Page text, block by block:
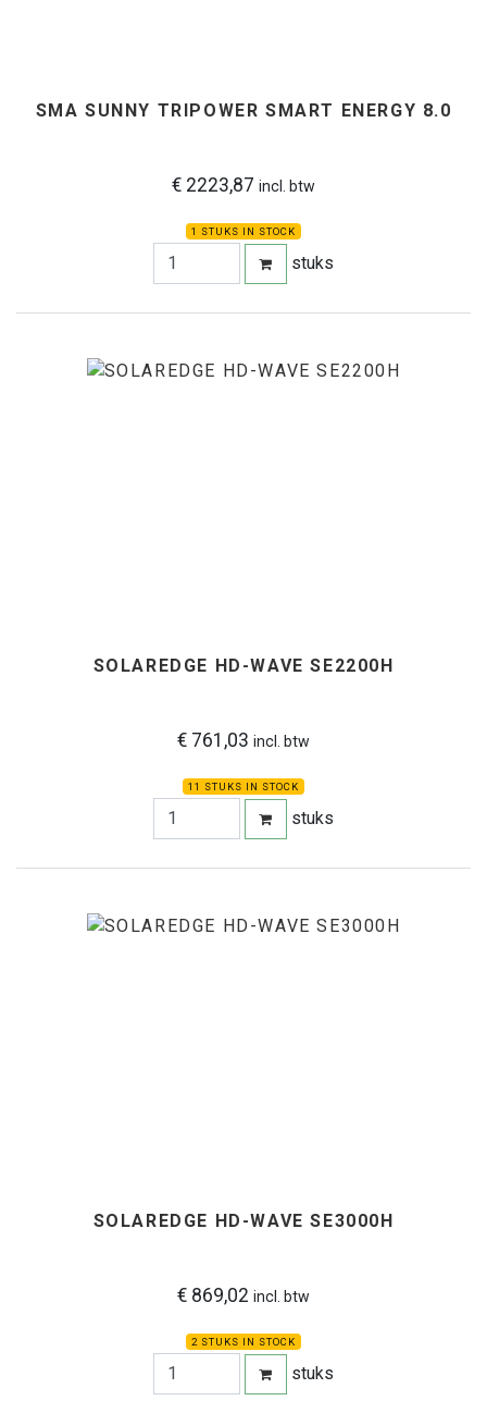
SMA SUNNY TRIPOWER SMART ENERGY 8.0
€ 2223,87 incl. btw
1 STUKS IN STOCK
stuks
SOLAREDGE HD-WAVE SE2200H
€ 761,03 incl. btw
11 STUKS IN STOCK
stuks
SOLAREDGE HD-WAVE SE3000H
€ 869,02 incl. btw
2 STUKS IN STOCK
stuks